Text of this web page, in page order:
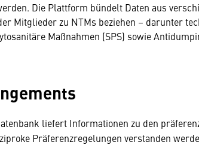
Die Plattform bündelt Daten aus
Mitglieder zu NTMs beziehen – darunter
Maßnahmen (SPS) sowie
liefert Informationen zu den
Präferenzregelungen verstanden